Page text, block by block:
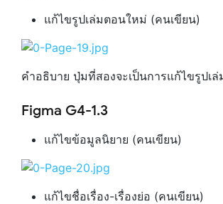
แก้ไขรูปเล่มตอนใหม่ (คนเขียน)
คำอธิบาย ปุ่มที่สองจะเป็นการแก้ไขรูปเ
Figma G4-1.3
แก้ไขข้อมูลนิยาย (คนเขียน)
แก้ไขชื่อเรื่อง-เรื่องย่อ (คนเขียน)